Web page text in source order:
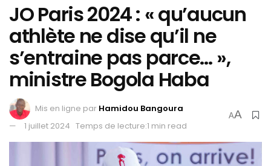
JO Paris 2024 : « qu’aucun
athlète ne dise qu’il ne
s’entraine pas parce… »,
ministre Bogola Haba
Mis en ligne par Hamidou Bangoura
1 juillet 2024 Temps de lecture:1 min read
AA